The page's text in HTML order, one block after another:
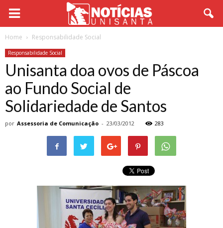
Home Responsabilidade Social
Responsabilidade Social
Unisanta doa ovos de Páscoa
ao Fundo Social de
Solidariedade de Santos
por Assessoria de Comunicação - 23/03/2012 283